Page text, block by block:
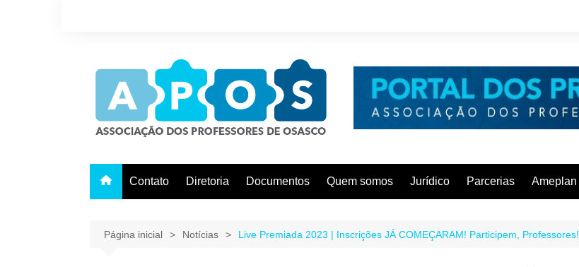
Contato Diretoria Documentos Quem somos Jurídico Parcerias Ameplan
Página inicial Notícias Live Premiada 2023 | Inscrições JÁ COMEÇARAM! Participem, Professores!